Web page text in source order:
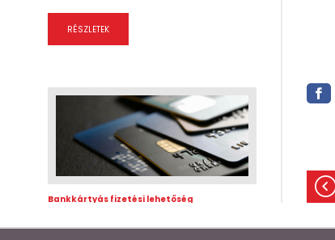
RÉSZLETEK
Bankkártyás fizetési lehetőség
Fizessen úgy, ahogy Önnek kényelmes!